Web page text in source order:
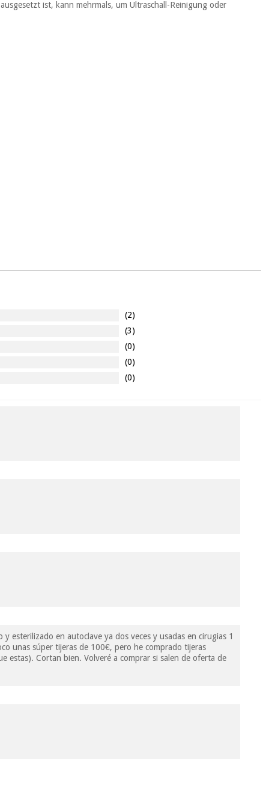
ist, kann mehrmals, um Ultraschall-Reinigung oder
(2)
(3)
(0)
(0)
(0)
esterilizado en autoclave ya dos veces y usadas en cirugias 1
unas súper tijeras de 100€, pero he comprado tijeras
estas). Cortan bien. Volveré a comprar si salen de oferta de